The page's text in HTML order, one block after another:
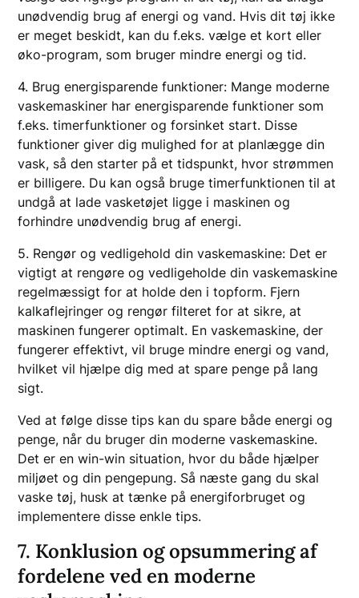
unødvendig brug af energi og vand. Hvis dit tøj ikke
er meget beskidt, kan du f.eks. vælge et kort eller
øko-program, som bruger mindre energi og tid.
4. Brug energisparende funktioner: Mange moderne
vaskemaskiner har energisparende funktioner som
f.eks. timerfunktioner og forsinket start. Disse
funktioner giver dig mulighed for at planlægge din
vask, så den starter på et tidspunkt, hvor strømmen
er billigere. Du kan også bruge timerfunktionen til at
undgå at lade vasketøjet ligge i maskinen og
forhindre unødvendig brug af energi.
5. Rengør og vedligehold din vaskemaskine: Det er
vigtigt at rengøre og vedligeholde din vaskemaskine
regelmæssigt for at holde den i topform. Fjern
kalkaflejringer og rengør filteret for at sikre, at
maskinen fungerer optimalt. En vaskemaskine, der
fungerer effektivt, vil bruge mindre energi og vand,
hvilket vil hjælpe dig med at spare penge på lang
sigt.
Ved at følge disse tips kan du spare både energi og
penge, når du bruger din moderne vaskemaskine.
Det er en win-win situation, hvor du både hjælper
miljøet og din pengepung. Så næste gang du skal
vaske tøj, husk at tænke på energiforbruget og
implementere disse enkle tips.
7. Konklusion og opsummering af
fordelene ved en moderne